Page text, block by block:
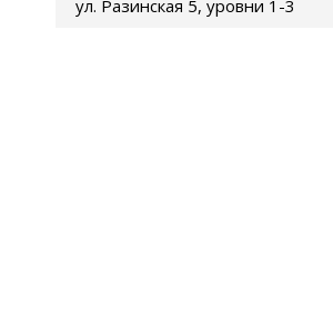
ул. Разинская 5, уровни 1-3